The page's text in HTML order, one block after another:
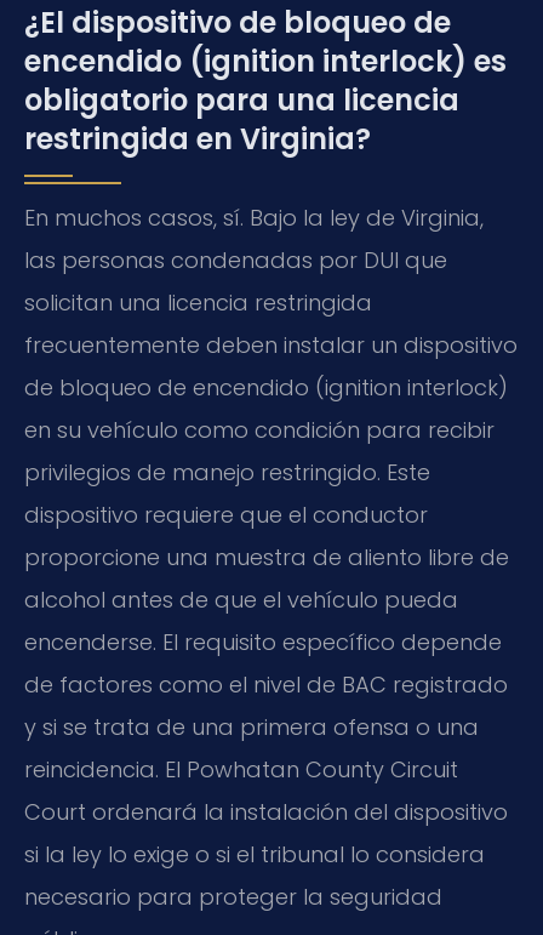
¿El dispositivo de bloqueo de
encendido (ignition interlock) es
obligatorio para una licencia
restringida en Virginia?
En muchos casos, sí. Bajo la ley de Virginia,
las personas condenadas por DUI que
solicitan una licencia restringida
frecuentemente deben instalar un dispositivo
de bloqueo de encendido (ignition interlock)
en su vehículo como condición para recibir
privilegios de manejo restringido. Este
dispositivo requiere que el conductor
proporcione una muestra de aliento libre de
alcohol antes de que el vehículo pueda
encenderse. El requisito específico depende
de factores como el nivel de BAC registrado
y si se trata de una primera ofensa o una
reincidencia. El Powhatan County Circuit
Court ordenará la instalación del dispositivo
si la ley lo exige o si el tribunal lo considera
necesario para proteger la seguridad